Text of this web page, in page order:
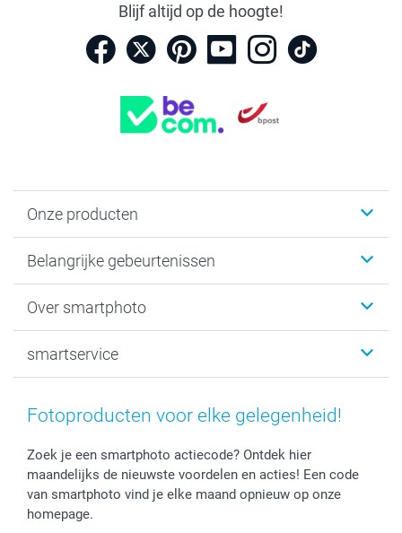
Blijf altijd op de hoogte!
Onze producten
Fotogeschenken
Fotoprints, Fotoposter & Fotoalbum met fotoprints
MyNameBook
Stickers en Etiketten
Fotokaders, Decoratie en Snoepjes
Fotokalenders & Fotoagenda's
Belangrijke gebeurtenissen
Baby
Communie- en Lentefeest
Geschenken voor hem
Afstuderen
Moederdag
Vaderdag
Verjaardag
Geboorte
Over smartphoto
Duurzaamheid
Voorwaarden
Herroepingsrecht
Klachtenregeling
Wettelijke garantie
Privacybeleid
Cookiebeleid
smartservice
smartgarantie
smartbonus
Betalingsmogelijkheden
Grote bestellingen
Levering
Mijn orderstatus
Fotoproducten voor elke gelegenheid!
Zoek je een smartphoto actiecode? Ontdek hier
maandelijks de nieuwste voordelen en acties! Een code
van smartphoto vind je elke maand opnieuw op onze
homepage.